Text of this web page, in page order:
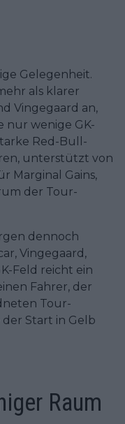
Gelegenheit.
als klarer
Vingegaard an,
nur wenige GK-
Red-Bull-
unterstützt von
Marginal Gains,
der Tour-
dennoch
Vingegaard,
Feld reicht ein
Fahrer, der
Tour-
Start in Gelb
Raum